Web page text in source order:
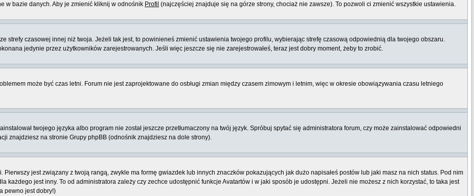
w bazie danych. Aby je zmienić kliknij w odnośnik Profil (najczęściej znajduje się na górze strony, chociaż nie zawsze). To pozwoli ci zmienić wszystkie ustawienia.
strefy czasowej innej niż twoja. Jeżeli tak jest, to powinieneś zmienić ustawienia twojego profilu, wybierając strefę czasową odpowiednią dla twojego obszaru.
jedynie przez użytkowników zarejestrowanych. Jeśli więc jeszcze się nie zarejestrowałeś, teraz jest dobry moment, żeby to zrobić.
może być czas letni. Forum nie jest zaprojektowane do osbługi zmian między czasem zimowym i letnim, więc w okresie obowiązywania czasu letniego
twojego języka albo program nie został jeszcze przetłumaczony na twój język. Spróbuj spytać się administratora forum, czy może zainstalować odpowiedni
znajdziesz na stronie Grupy phpBB (odnośnik znajdziesz na dole strony).
jest związany z twoją rangą, zwykle ma formę gwiazdek lub innych znaczków pokazujących jak dużo napisałeś postów lub jaki masz na nich status. Pod nim
każdego jest inny. To od administratora zależy czy zechce udostępnić funkcje Avatartów i w jaki sposób je udostępni. Jeżeli nie możesz z nich korzystać, to taka jest
pewno jest dobry!)